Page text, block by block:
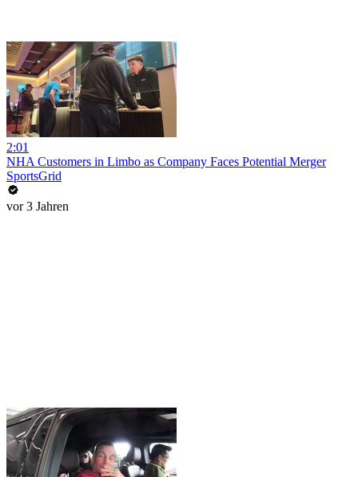
2:01
NHA Customers in Limbo as Company Faces Potential Merger
SportsGrid
vor 3 Jahren